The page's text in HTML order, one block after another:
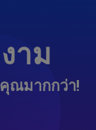
าม
ณมากกว่า!